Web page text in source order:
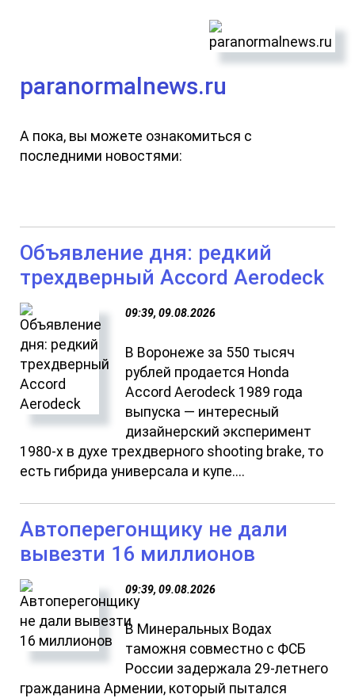
paranormalnews.ru
А пока, вы можете ознакомиться с
последними новостями:
Объявление дня: редкий
трехдверный Accord Aerodeck
09:39, 09.08.2026
В Воронеже за 550 тысяч
рублей продается Honda
Accord Aerodeck 1989 года
выпуска — интересный
дизайнерский эксперимент
1980-х в духе трехдверного shooting brake, то
есть гибрида универсала и купе....
Автоперегонщику не дали
вывезти 16 миллионов
09:39, 09.08.2026
В Минеральных Водах
таможня совместно с ФСБ
России задержала 29-летнего
гражданина Армении, который пытался